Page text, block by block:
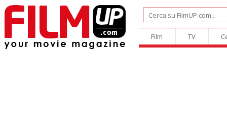
Film TV